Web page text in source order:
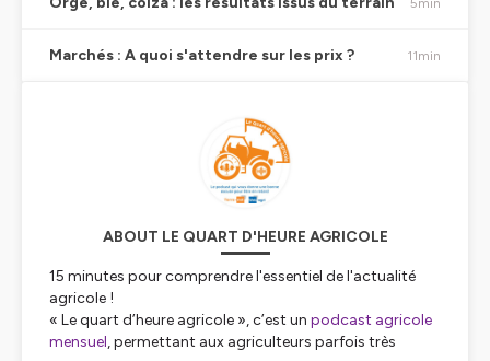
Marchés : A quoi s'attendre sur les prix ? 11min
ABOUT LE QUART D'HEURE AGRICOLE
15 minutes pour comprendre l'essentiel de l'actualité
agricole !
« Le quart d’heure agricole », c’est un podcast agricole
mensuel, permettant aux agriculteurs parfois très